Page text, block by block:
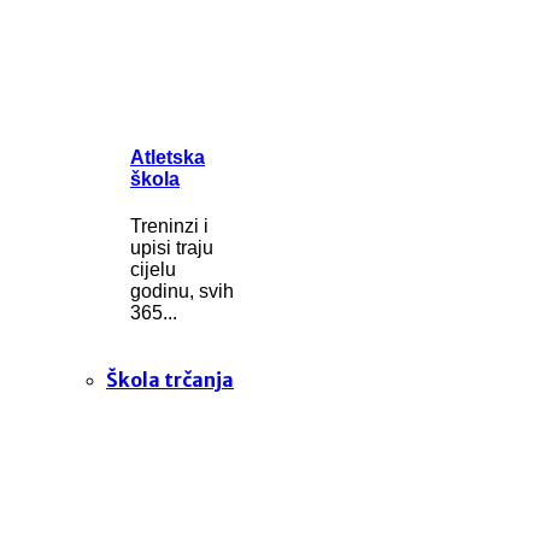
Atletska
škola
Treninzi i
upisi traju
cijelu
godinu, svih
365...
Škola trčanja